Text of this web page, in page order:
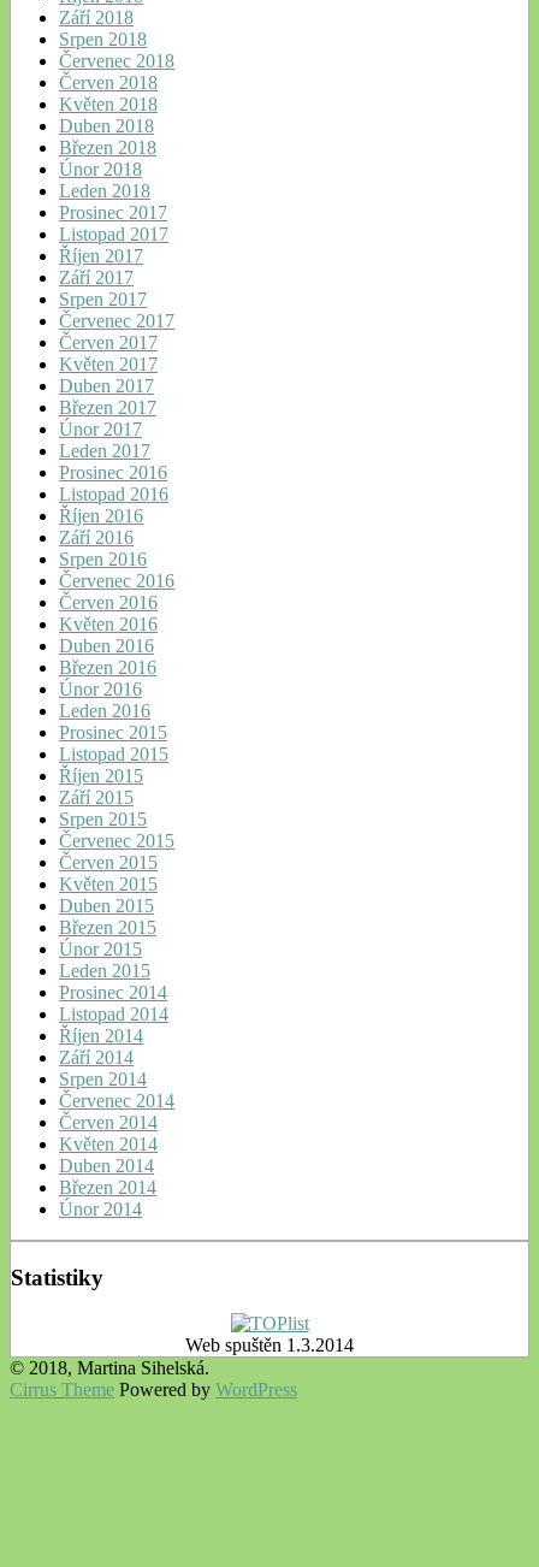
Září 2018
Srpen 2018
Červenec 2018
Červen 2018
Květen 2018
Duben 2018
Březen 2018
Únor 2018
Leden 2018
Prosinec 2017
Listopad 2017
Říjen 2017
Září 2017
Srpen 2017
Červenec 2017
Červen 2017
Květen 2017
Duben 2017
Březen 2017
Únor 2017
Leden 2017
Prosinec 2016
Listopad 2016
Říjen 2016
Září 2016
Srpen 2016
Červenec 2016
Červen 2016
Květen 2016
Duben 2016
Březen 2016
Únor 2016
Leden 2016
Prosinec 2015
Listopad 2015
Říjen 2015
Září 2015
Srpen 2015
Červenec 2015
Červen 2015
Květen 2015
Duben 2015
Březen 2015
Únor 2015
Leden 2015
Prosinec 2014
Listopad 2014
Říjen 2014
Září 2014
Srpen 2014
Červenec 2014
Červen 2014
Květen 2014
Duben 2014
Březen 2014
Únor 2014
Statistiky
Web spuštěn 1.3.2014
© 2018, Martina Sihelská.
Cirrus Theme Powered by WordPress